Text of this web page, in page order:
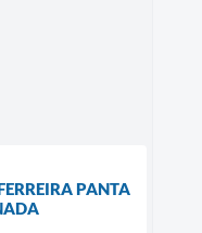
PANTA